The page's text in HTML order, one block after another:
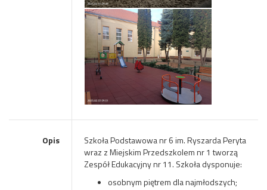
Opis
Szkoła Podstawowa nr 6 im. Ryszarda Peryta
wraz z Miejskim Przedszkolem nr 1 tworzą
Zespół Edukacyjny nr 11. Szkoła dysponuje:
osobnym piętrem dla najmłodszych;